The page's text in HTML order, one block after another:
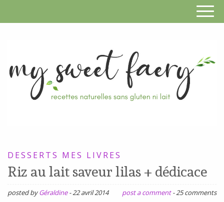
SANS
GLUTEN,
SANS
LAIT,
DESSERTS MES LIVRES
Riz au lait saveur lilas + dédicace
posted byGéraldine -22 avril 2014 post a comment -25 comments